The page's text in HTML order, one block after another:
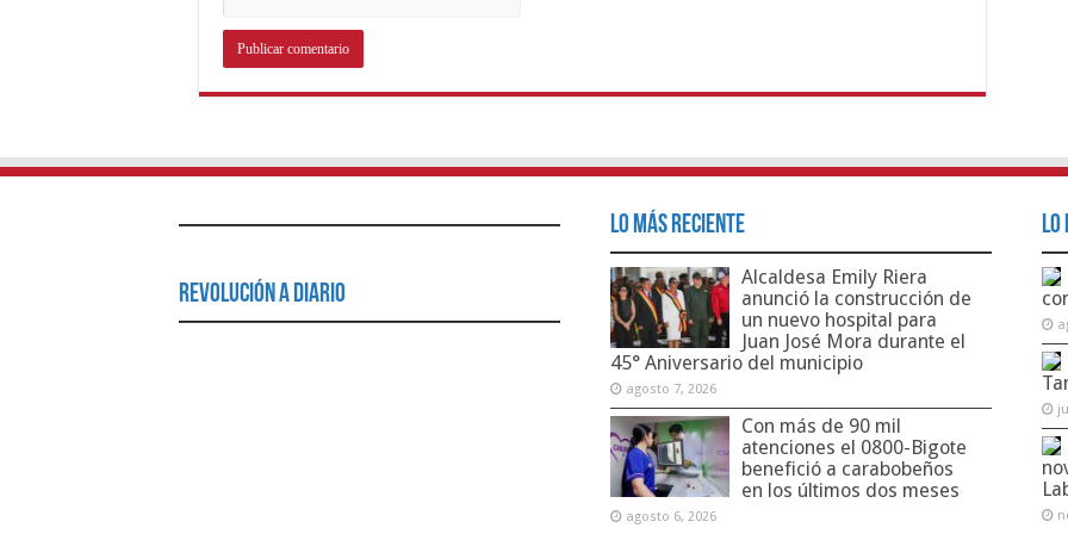
Revolución a Diario
Lo Más Reciente
Alcaldesa Emily Riera
anunció la construcción de
un nuevo hospital para
Juan José Mora durante el
45° Aniversario del municipio
agosto 7, 2026
Con más de 90 mil
atenciones el 0800-Bigote
benefició a carabobeños
en los últimos dos meses
agosto 6, 2026
Lo